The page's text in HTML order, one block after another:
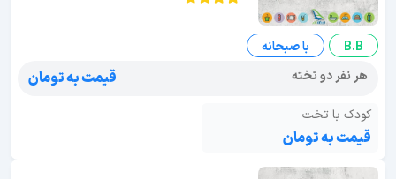
B.B
با صبحانه
هر نفر دو تخته
قیمت به تومان
کودک با تخت
قیمت به تومان